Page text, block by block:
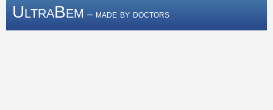
UltraBem – made by doctors